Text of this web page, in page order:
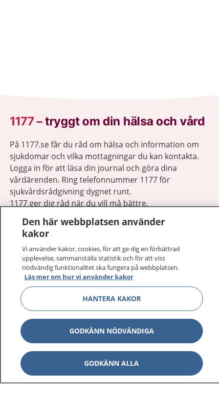
1177–tryggt om din hälsa och vård
På 1177.se får du råd om hälsa och information om
sjukdomar och vilka mottagningar du kan kontakta.
Logga in för att läsa din journal och göra dina
vårdärenden. Ring telefonnummer 1177 för
sjukvårdsrådgivning dygnet runt.
1177 ger dig råd när du vill må bättre.
1177 på flera språk
Om 1177 Visa
Kontakt Visa
Behandling av personuppgifter
Hantering av kakor
Den här webbplatsen använder
kakor
Vi använder kakor, cookies, för att ge dig en förbättrad
upplevelse, sammanställa statistik och för att viss
nödvändig funktionalitet ska fungera på webbplatsen.
Läs mer om hur vi använder kakor
HANTERA KAKOR
GODKÄNN NÖDVÄNDIGA
GODKÄNN ALLA